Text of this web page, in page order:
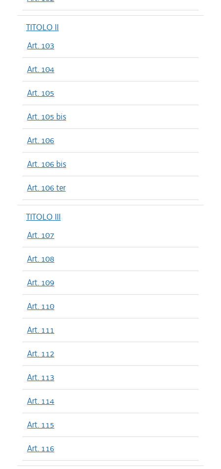
TITOLO II
Art. 103
Art. 104
Art. 105
Art. 105 bis
Art. 106
Art. 106 bis
Art. 106 ter
TITOLO III
Art. 107
Art. 108
Art. 109
Art. 110
Art. 111
Art. 112
Art. 113
Art. 114
Art. 115
Art. 116